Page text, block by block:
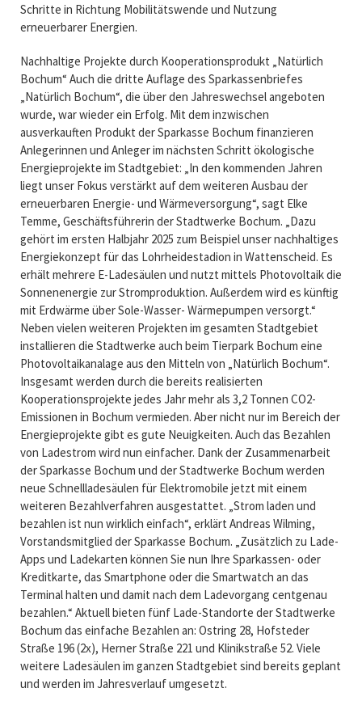
Schritte in Richtung Mobilitätswende und Nutzung
erneuerbarer Energien.
Nachhaltige Projekte durch Kooperationsprodukt „Natürlich
Bochum“ Auch die dritte Auflage des Sparkassenbriefes
„Natürlich Bochum“, die über den Jahreswechsel angeboten
wurde, war wieder ein Erfolg. Mit dem inzwischen
ausverkauften Produkt der Sparkasse Bochum finanzieren
Anlegerinnen und Anleger im nächsten Schritt ökologische
Energieprojekte im Stadtgebiet: „In den kommenden Jahren
liegt unser Fokus verstärkt auf dem weiteren Ausbau der
erneuerbaren Energie- und Wärmeversorgung“, sagt Elke
Temme, Geschäftsführerin der Stadtwerke Bochum. „Dazu
gehört im ersten Halbjahr 2025 zum Beispiel unser nachhaltiges
Energiekonzept für das Lohrheidestadion in Wattenscheid. Es
erhält mehrere E-Ladesäulen und nutzt mittels Photovoltaik die
Sonnenenergie zur Stromproduktion. Außerdem wird es künftig
mit Erdwärme über Sole-Wasser- Wärmepumpen versorgt.“
Neben vielen weiteren Projekten im gesamten Stadtgebiet
installieren die Stadtwerke auch beim Tierpark Bochum eine
Photovoltaikanalage aus den Mitteln von „Natürlich Bochum“.
Insgesamt werden durch die bereits realisierten
Kooperationsprojekte jedes Jahr mehr als 3,2 Tonnen CO2-
Emissionen in Bochum vermieden. Aber nicht nur im Bereich der
Energieprojekte gibt es gute Neuigkeiten. Auch das Bezahlen
von Ladestrom wird nun einfacher. Dank der Zusammenarbeit
der Sparkasse Bochum und der Stadtwerke Bochum werden
neue Schnellladesäulen für Elektromobile jetzt mit einem
weiteren Bezahlverfahren ausgestattet. „Strom laden und
bezahlen ist nun wirklich einfach“, erklärt Andreas Wilming,
Vorstandsmitglied der Sparkasse Bochum. „Zusätzlich zu Lade-
Apps und Ladekarten können Sie nun Ihre Sparkassen- oder
Kreditkarte, das Smartphone oder die Smartwatch an das
Terminal halten und damit nach dem Ladevorgang centgenau
bezahlen.“ Aktuell bieten fünf Lade-Standorte der Stadtwerke
Bochum das einfache Bezahlen an: Ostring 28, Hofsteder
Straße 196 (2x), Herner Straße 221 und Klinikstraße 52. Viele
weitere Ladesäulen im ganzen Stadtgebiet sind bereits geplant
und werden im Jahresverlauf umgesetzt.